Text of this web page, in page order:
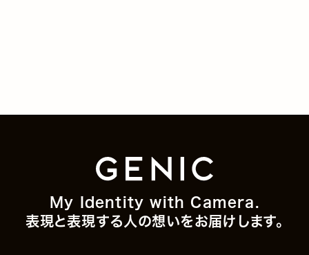
My Identity with Camera.
表現と表現する人の想いをお届けします。